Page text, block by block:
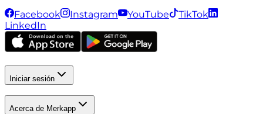
Facebook
Instagram YouTube
TikTok
LinkedIn
Iniciar sesión
Acerca de Merkapp